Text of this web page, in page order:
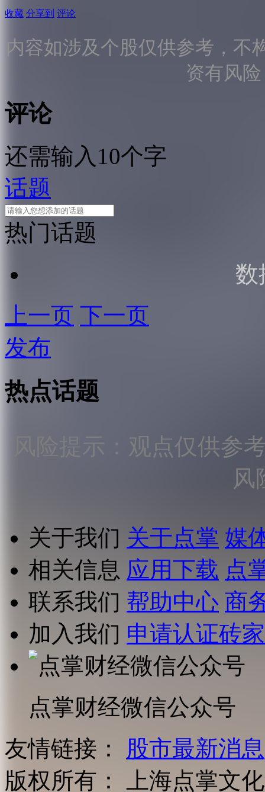
收藏 分享到 评论
内容如涉及个股仅供参考，不
资有风
评论
还需输入10个字
话题
热门话题
数
上一页 下一页
发布
热点话题
风险提示：观点仅供参
风
关于我们 关于点掌 媒
相关信息 应用下载 点
联系我们 帮助中心 商
加入我们 申请认证砖家
点掌财经微信公众号
友情链接：
股市最新消息
版权所有：
上海点掌文